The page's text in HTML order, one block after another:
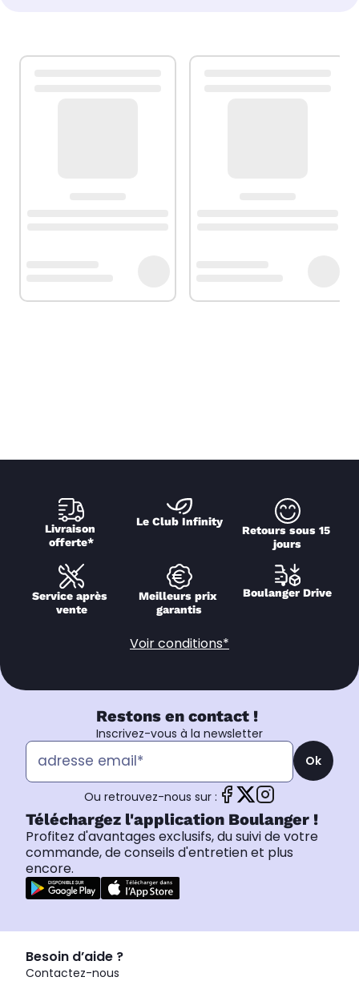
Livraison
offerte*
Le Club Infinity
Retours sous 15
jours
Service après
vente
Meilleurs prix
garantis
Boulanger Drive
Voir conditions*
Restons en contact !
Inscrivez-vous à la newsletter
Ok
Ou retrouvez-nous sur :
Téléchargez l'application Boulanger !
Profitez d'avantages exclusifs, du suivi de votre
commande, de conseils d'entretien et plus
encore.
Besoin d’aide ?
Contactez-nous